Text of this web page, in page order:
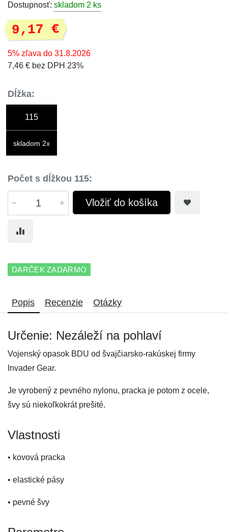
Dostupnosť: skladom 2 ks
9,17 €
5% zľava do 31.8.2026
7,46 € bez DPH 23%
Dĺžka:
115
skladom 2x
Počet s dĺžkou 115:
Vložiť do košíka
DARČEK ZADARMO
Popis Recenzie Otázky
Určenie: Nezáleží na pohlaví
Vojenský opasok BDU od švajčiarsko-rakúskej firmy
Invader Gear.
Je vyrobený z pevného nylonu, pracka je potom z ocele,
švy sú niekoľkokrát prešité.
Vlastnosti
• kovová pracka
• elastické pásy
• pevné švy